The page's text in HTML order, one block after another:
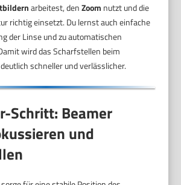
arbeitest, denZoom nutzt und die
richtig einsetzt. Du lernst auch einfache
der Linse und zu automatischen
wird das Scharfstellen beim
schneller und verlässlicher.
Schritt: Beamer
und